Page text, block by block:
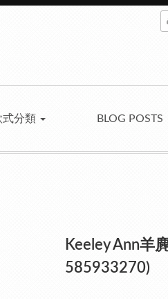
式分類 BLOG POSTS
Keeley Ann羊
585933270)